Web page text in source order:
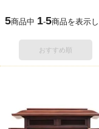
5商品中 1-5商品を表示し
おすすめ順